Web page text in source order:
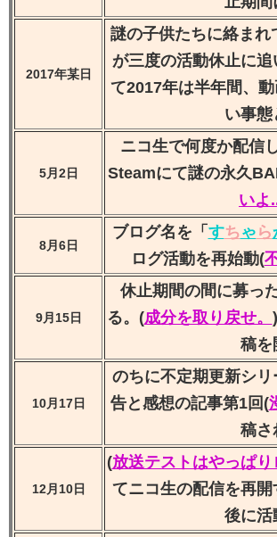
2017年某日
謎の子供たちに絡ま
が三度の活動休止に
て2017年は半年間、
い事態
5月2日
ニコ生で何度か配信
Steamにて謎の永久
いよ
8月6日
ブログ名を「 すちゃら
ログ活動を再始動(
9月15日
休止期間の間に募っ
る。(成分を取り戻せ。
稿を
10月17日
のちに不定期更新シ
告と感想の記事第1回(
稿さ
12月10日
(放送テストはやっぱ
てニコ生の配信を再
後に活